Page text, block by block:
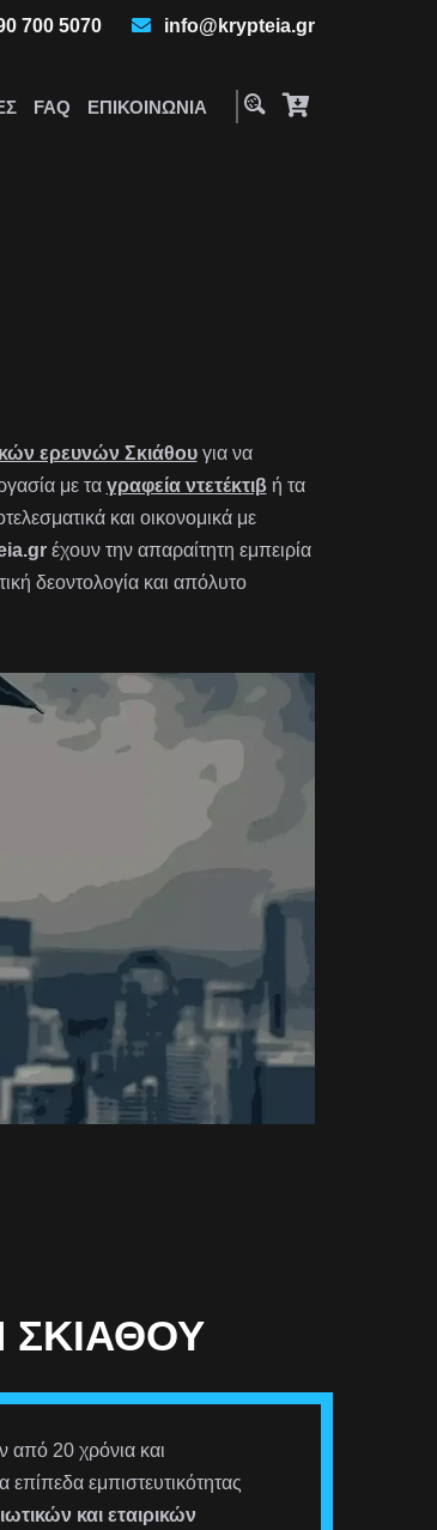
700 5070 info@krypteia.gr
FAQ ΕΠΙΚΟΙΝΩΝΊΑ
ερευνών Σκιάθουγια να
με τα γραφεία ντετέκτιβή τα
και οικονομικά με
έχουν την απαραίτητη εμπειρία
δεοντολογία και απόλυτο
ΣΚΙΆΘΟΥ
από 20 χρόνια και
εμπιστευτικότητας
και εταιρικών